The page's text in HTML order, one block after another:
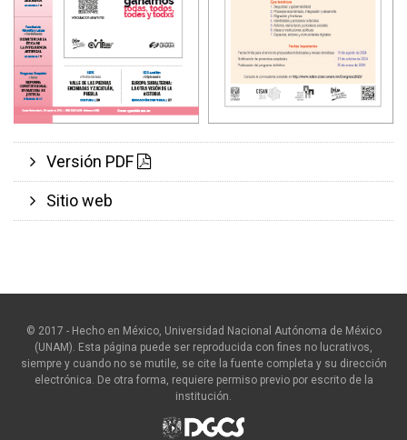
Versión PDF
Sitio web
© 2017 - Hecho en México, Universidad Nacional Autónoma de México
(UNAM). Esta página puede ser reproducida con fines no lucrativos,
siempre y cuando no se mutile, se cite la fuente completa y su dirección
electrónica. De otra forma, requiere permiso previo por escrito de la
institución.